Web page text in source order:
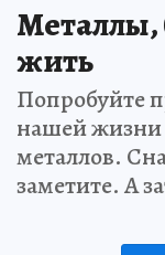
Металлы,
жить
Попробуйте
нашей жизни
металлов.
заметите. А